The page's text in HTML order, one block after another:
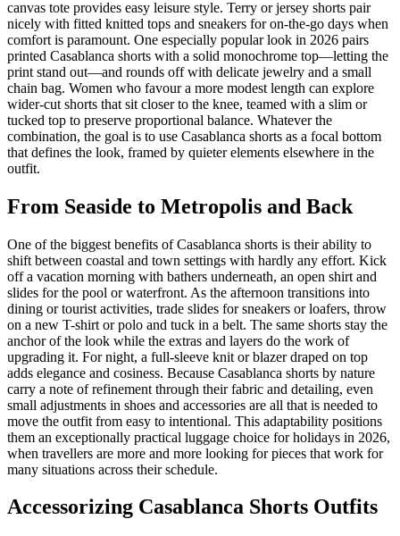
canvas tote provides easy leisure style. Terry or jersey shorts pair
nicely with fitted knitted tops and sneakers for on-the-go days when
comfort is paramount. One especially popular look in 2026 pairs
printed Casablanca shorts with a solid monochrome top—letting the
print stand out—and rounds off with delicate jewelry and a small
chain bag. Women who favour a more modest length can explore
wider-cut shorts that sit closer to the knee, teamed with a slim or
tucked top to preserve proportional balance. Whatever the
combination, the goal is to use Casablanca shorts as a focal bottom
that defines the look, framed by quieter elements elsewhere in the
outfit.
From Seaside to Metropolis and Back
One of the biggest benefits of Casablanca shorts is their ability to
shift between coastal and town settings with hardly any effort. Kick
off a vacation morning with bathers underneath, an open shirt and
slides for the pool or waterfront. As the afternoon transitions into
dining or tourist activities, trade slides for sneakers or loafers, throw
on a new T-shirt or polo and tuck in a belt. The same shorts stay the
anchor of the look while the extras and layers do the work of
upgrading it. For night, a full-sleeve knit or blazer draped on top
adds elegance and cosiness. Because Casablanca shorts by nature
carry a note of refinement through their fabric and detailing, even
small adjustments in shoes and accessories are all that is needed to
move the outfit from easy to intentional. This adaptability positions
them an exceptionally practical luggage choice for holidays in 2026,
when travellers are more and more looking for pieces that work for
many situations across their schedule.
Accessorizing Casablanca Shorts Outfits